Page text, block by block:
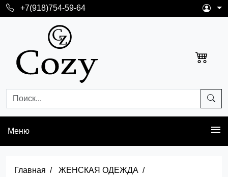
+7(918)754-59-64
Меню
Главная
ЖЕНСКАЯ ОДЕЖДА